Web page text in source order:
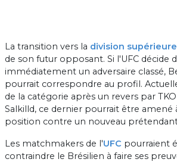
La transition vers la division supérieure
de son futur opposant. Si l'UFC décide
immédiatement un adversaire classé,
pourrait correspondre au profil.
de la catégorie après un revers par
Salkilld, ce dernier pourrait être amené
position contre un nouveau
Les matchmakers de l'UFC pourraient
contraindre le Brésilien à faire ses